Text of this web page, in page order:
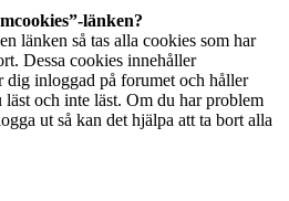
länken?
länken så tas alla cookies som har
Dessa cookies innehåller
dig inloggad på forumet och håller
läst och inte läst. Om du har problem
ut så kan det hjälpa att ta bort alla